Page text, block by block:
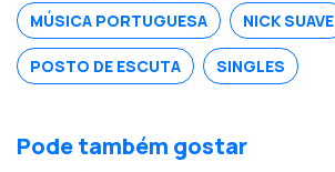
MÚSICA PORTUGUESA NICK SUAVE
POSTO DE ESCUTA SINGLES
Pode também gostar